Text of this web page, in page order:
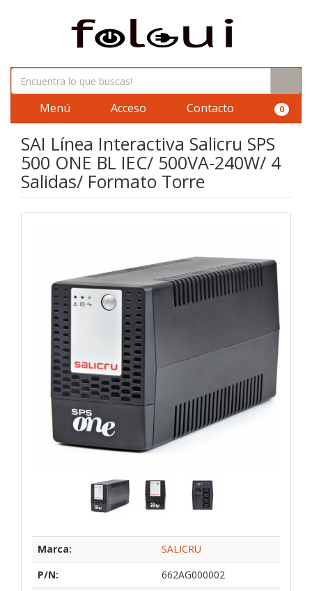
Menú Acceso Contacto 0
SAI Línea Interactiva Salicru SPS
500 ONE BL IEC/ 500VA-240W/ 4
Salidas/ Formato Torre
Marca:
SALICRU
P/N:
662AG000002